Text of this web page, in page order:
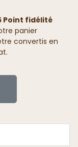
Point fidélité
panier
convertis en